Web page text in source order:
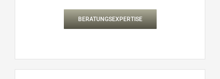
BERATUNGSEXPERTISE